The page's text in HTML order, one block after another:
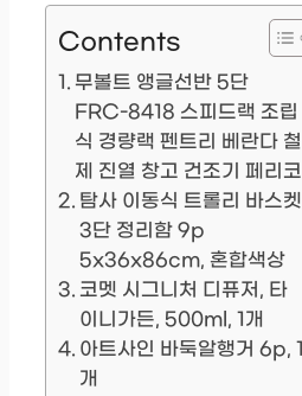
Contents
무볼트 앵글선반 5단
FRC-8418 스피드랙 조립
식 경량랙 펜트리 베란다 철
제 진열 창고 건조기 페리코
탐사 이동식 트롤리 바스켓
3단 정리함 9p
5x36x86cm, 혼합색상
코멧 시그니처 디퓨저, 타
이니가든, 500ml, 1개
아트사인 바둑알행거 6p, 1
개